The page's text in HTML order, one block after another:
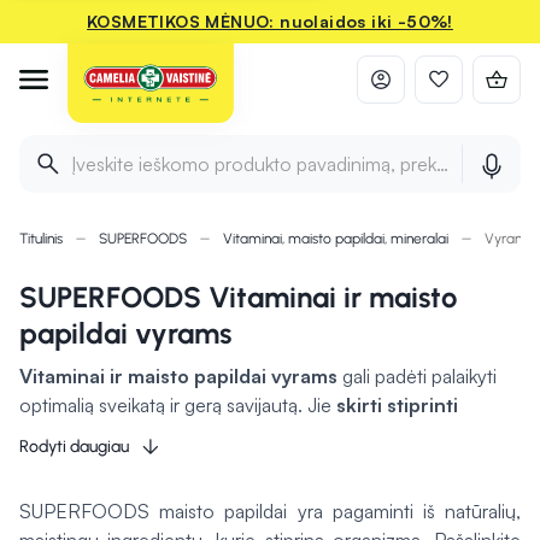
KOSMETIKOS MĖNUO: nuolaidos iki -50%!
Įveskite ieškomo produkto pavadinimą, prekės ženklą ir
Titulinis SUPERFOODS Vitaminai, maisto papildai, mineralai Vyrams
SUPERFOODS Vitaminai ir maisto
papildai vyrams
Vitaminai ir maisto papildai vyrams gali padėti palaikyti
optimalią sveikatą ir gerą savijautą. Jie skirti stiprinti
imunitetą, gerinti energijos lygį, skatinti raumenų
masės augimą ir palaikyti širdies sveikatą.
cinkas ar magnis, yra ypač svarbūs aktyviems vyrams,
Rodyti daugiau
SUPERFOODS maisto papildai yra pagaminti iš natūralių,